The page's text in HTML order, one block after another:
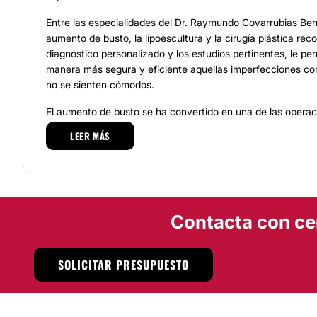
Entre las especialidades del Dr. Raymundo Covarrubias
aumento de busto, la lipoescultura y la cirugía plástica
diagnóstico personalizado y los estudios pertinentes, le
manera más segura y eficiente aquellas imperfecciones
no se sienten cómodos.
El aumento de busto se ha convertido en una de las
demandadas en todo el mundo, ya que existen diversas
procedimientos, la más común es la colocación de
La lipoescultura es una cirugía que tiene como finalidad
grasa que existen entre la piel y el músculo, se realiza en
cuerpo, el Dr. Raymundo Covarrubias Bermejo mediante
ayuda de una cánula, extrae la grasa. Los resultados de
completamente efectivos a mediano plazo.
LEER MÁS
Contacta con
SOLICITAR PRESUPUESTO